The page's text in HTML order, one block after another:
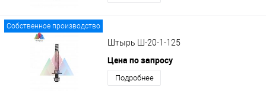
Собственное производство
Штырь Ш-20-1-125
Цена по запросу
Подробнее